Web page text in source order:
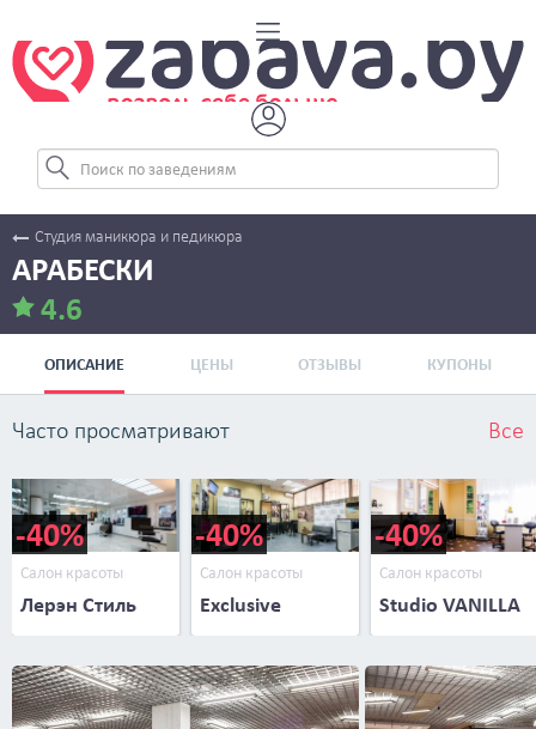
Студия маникюра и педикюра
АРАБЕСКИ
4.6
ОПИСАНИЕ ЦЕНЫ ОТЗЫВЫ КУПОНЫ
Часто просматривают Все
-40%
Салон красоты
Лерэн Стиль
-40%
Салон красоты
Exclusive
-40%
Салон красоты
Studio VANILLA